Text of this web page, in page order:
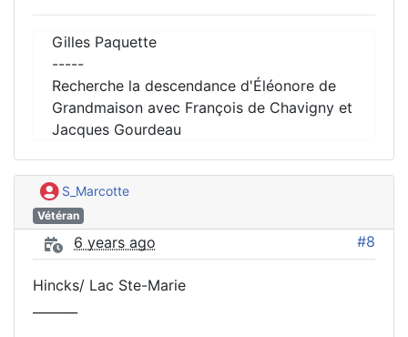
Gilles Paquette
-----
Recherche la descendance d'Éléonore de
Grandmaison avec François de Chavigny et
Jacques Gourdeau
S_Marcotte
Vétéran
6 years ago #8
Hincks/ Lac Ste-Marie